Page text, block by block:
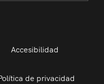
Accesibilidad
de privacidad